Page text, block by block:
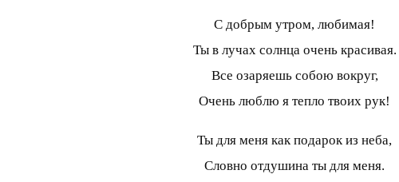
С добрым утром, любимая!
Ты в лучах солнца очень красивая.
Все озаряешь собою вокруг,
Очень люблю я тепло твоих рук!
Ты для меня как подарок из неба,
Словно отдушина ты для меня.